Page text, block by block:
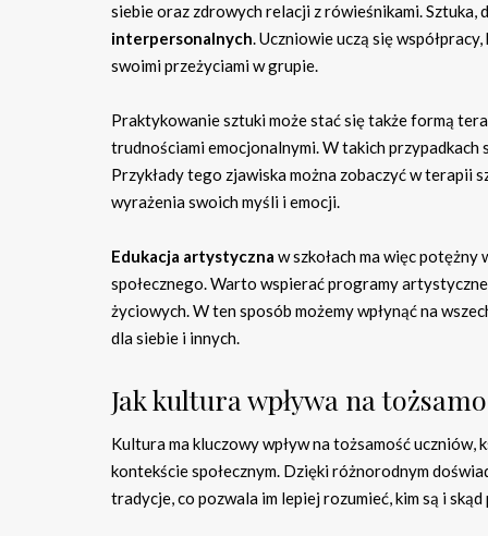
siebie oraz zdrowych relacji z rówieśnikami.
interpersonalnych. Uczniowie uczą się
swoimi przeżyciami w grupie.
Praktykowanie sztuki może stać się także formą
trudnościami emocjonalnymi. W takich
Przykłady tego zjawiska można zobaczyć w
wyrażenia swoich myśli i emocji.
Edukacja artystyczna w szkołach ma więc
społecznego. Warto wspierać programy
życiowych. W ten sposób możemy wpłynąć na
dla siebie i innych.
Jak kultura wpływa na
Kultura ma kluczowy wpływ na tożsamość
kontekście społecznym. Dzięki różnorodnym
tradycje, co pozwala im lepiej rozumieć, kim są i skąd